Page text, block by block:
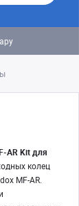
AR Kit для
колец
MF-AR.